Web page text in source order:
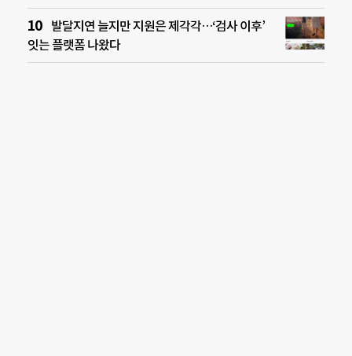
발달지연 늘지만 지원은 제각각…‘검사 이후’
잇는 플랫폼 나왔다